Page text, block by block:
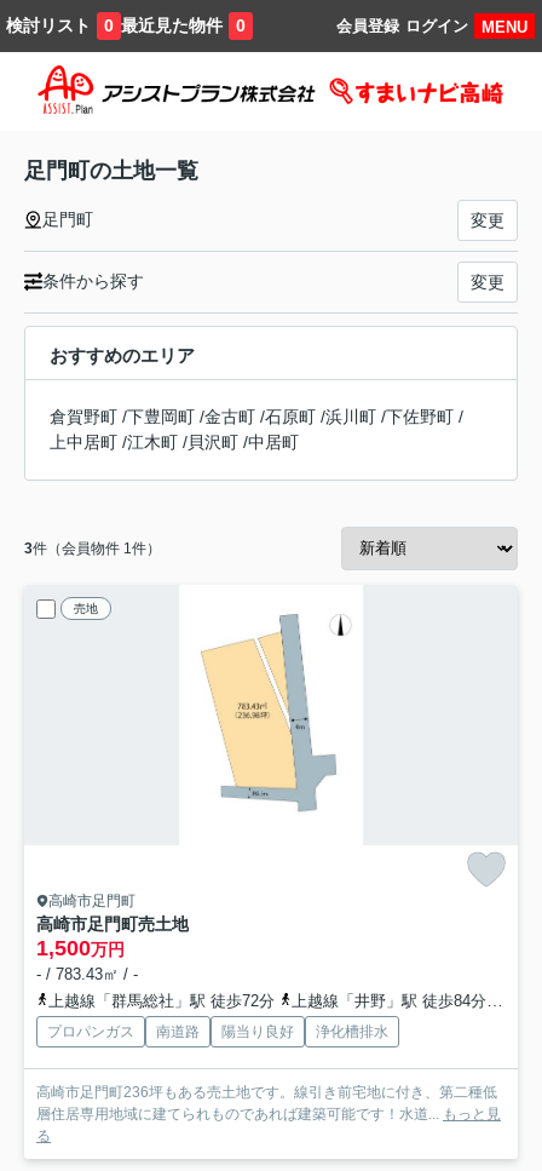
検討リスト 0 最近見た物件 0 MENU
ログイン
会員登録
足門町の土地一覧
足門町 変更
条件から探す 変更
おすすめのエリア
倉賀野町 /下豊岡町 /金古町 /石原町 /浜川町 /下佐野町 /
上中居町 /江木町 /貝沢町 /中居町
3件（会員物件 1件）
売地
高崎市足門町
高崎市足門町売土地
1,500万円
- / 783.43㎡ / -
上越線「群馬総社」駅 徒歩72分
上越線「井野」駅 徒歩84分
プロパンガス 南道路 陽当り良好 浄化槽排水
高崎市足門町236坪もある売土地です。線引き前宅地に付き、第二種低
層住居専用地域に建てられものであれば建築可能です！水道...
もっと見
る